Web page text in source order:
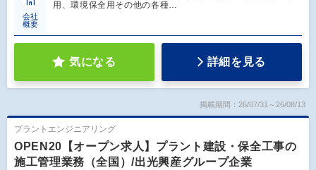
会社
概要
用、環境保全用その他の各種…
気になる 詳細を見る
掲載期間：26/07/31～26/08/13
プラントエンジニアリング
OPEN20【オープン求人】プラント建設・保全工事の
施工管理業務（全国）/出光興産グループ企業